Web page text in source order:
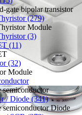
gate bipolar transistor
(279)
Module
(3)
(11)
(32)
Module
semiconductor
/ Diode (341)
semiconductor Diode